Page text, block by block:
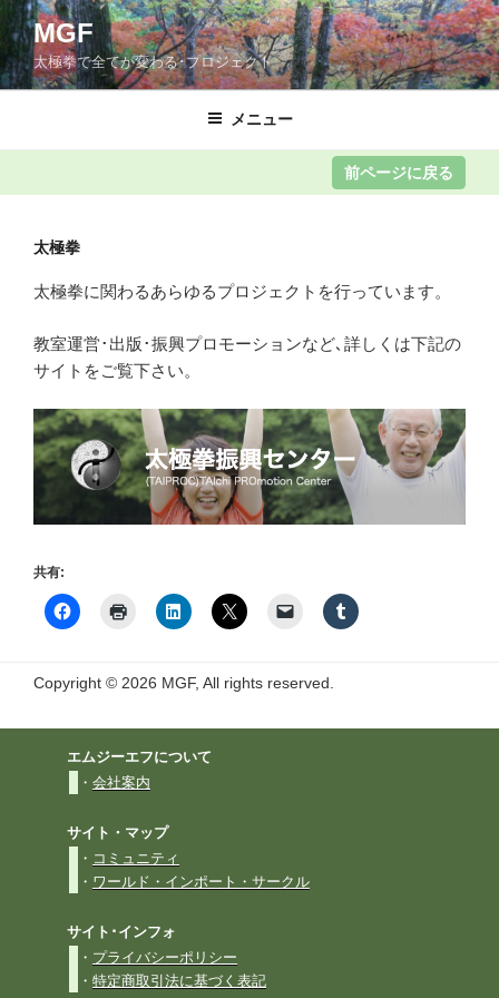
コ
ン
テ
ン
キ
MGF
太極拳で全てが変わる･プロジェクト
メニュー
太極拳
太極拳に関わるあらゆるプロジェクトを行っています。
教室運営･出版･振興プロモーションなど､詳しくは下記の
サイトをご覧下さい。
共有:
Copyright © 2026 MGF, All rights reserved.
エムジーエフについて
・ 会社案内
サイト・マップ
・ コミュニティ
・ ワールド・インポート・サークル
サイト･インフォ
・ プライバシーポリシー
・ 特定商取引法に基づく表記